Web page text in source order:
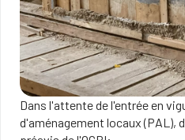
Dans l'attente de l'entrée en
d'aménagement locaux (PAL),